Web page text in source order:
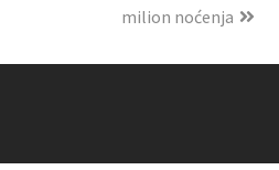
milion noćenja